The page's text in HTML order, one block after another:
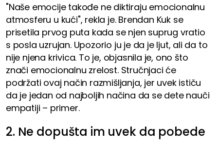
"Naše emocije takođe ne diktiraju emocionalnu
atmosferu u kući", rekla je. Brendan Kuk se
prisetila prvog puta kada se njen suprug vratio
s posla uzrujan. Upozorio ju je da je ljut, ali da to
nije njena krivica. To je, objasnila je, ono što
znači emocionalnu zrelost. Stručnjaci će
podržati ovaj način razmišljanja, jer uvek ističu
da je jedan od najboljih načina da se dete nauči
empatiji – primer.
2. Ne dopušta im uvek da pobede